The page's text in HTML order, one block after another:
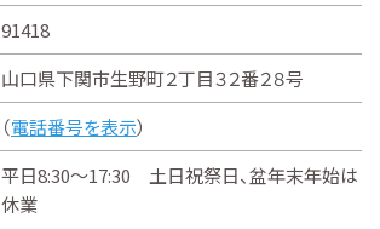
91418
山口県下関市生野町２丁目３２番２８号
（電話番号を表示）
平日8:30～17:30 土日祝祭日、盆年末年始は
休業